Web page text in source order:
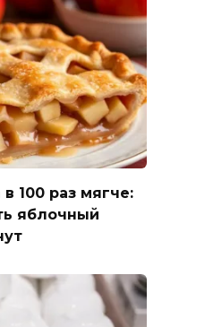
100 раз мягче:
яблочный